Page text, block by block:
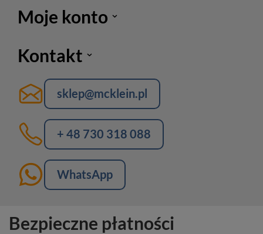
Moje konto
Kontakt
sklep@mcklein.pl
+ 48 730 318 088
WhatsApp
Bezpieczne płatności